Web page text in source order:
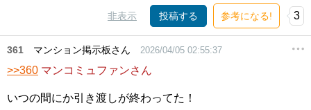
非表示 投稿する 参考になる! 3
361 マンション掲示板さん 2026/04/05 02:55:37
>>360 マンコミュファンさん
いつの間にか引き渡しが終わってた！